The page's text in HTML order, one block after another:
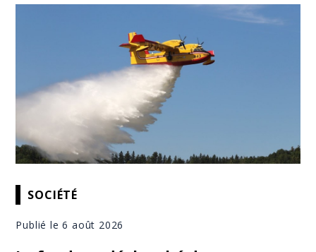
SOCIÉTÉ
Publié le 6 août 2026